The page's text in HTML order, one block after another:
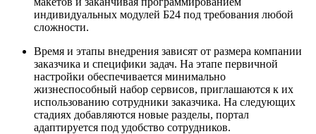
индивидуальных модулей Б24 под требования любой
сложности.
Время и этапы внедрения зависят от размера компании
заказчика и специфики задач. На этапе первичной
настройки обеспечивается минимально
жизнеспособный набор сервисов, приглашаются к их
использованию сотрудники заказчика. На следующих
стадиях добавляются новые разделы, портал
адаптируется под удобство сотрудников.